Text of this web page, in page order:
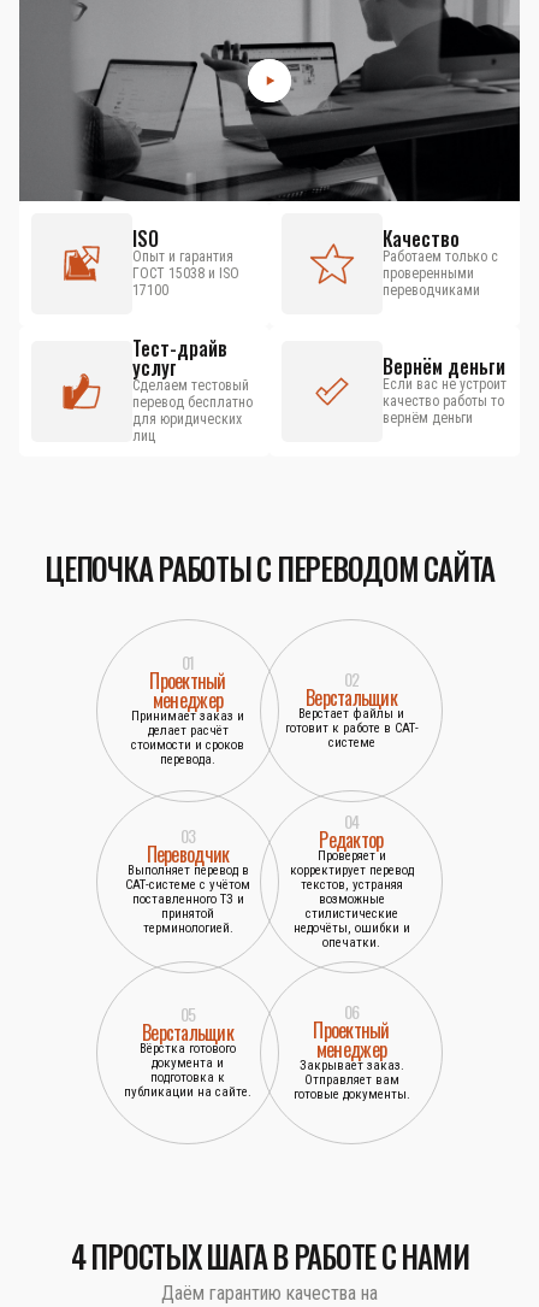
ISO
Опыт и гарантия
ГОСТ 15038 и ISO
17100
Качество
Работаем только с
проверенными
переводчиками
Тест-драйв
услуг
Сделаем тестовый
перевод бесплатно
для юридических
лиц
Вернём деньги
Если вас не устроит
качество работы то
вернём деньги
ЦЕПОЧКА РАБОТЫ С ПЕРЕВОДОМ САЙТА
01
Проектный
менеджер
Принимает заказ и
делает расчёт
стоимости и сроков
перевода.
02
Верстальщик
Верстает файлы и
готовит к работе в САТ-
системе
03
Переводчик
Выполняет перевод в
САТ-системе с учётом
поставленного ТЗ и
принятой
терминологией.
04
Редактор
Проверяет и
корректирует перевод
текстов, устраняя
возможные
стилистические
недочёты, ошибки и
опечатки.
05
Верстальщик
Вёрстка готового
документа и
подготовка к
публикации на сайте.
06
Проектный
менеджер
Закрывает заказ.
Отправляет вам
готовые документы.
4 ПРОСТЫХ ШАГА В РАБОТЕ С НАМИ
Даём гарантию качества на